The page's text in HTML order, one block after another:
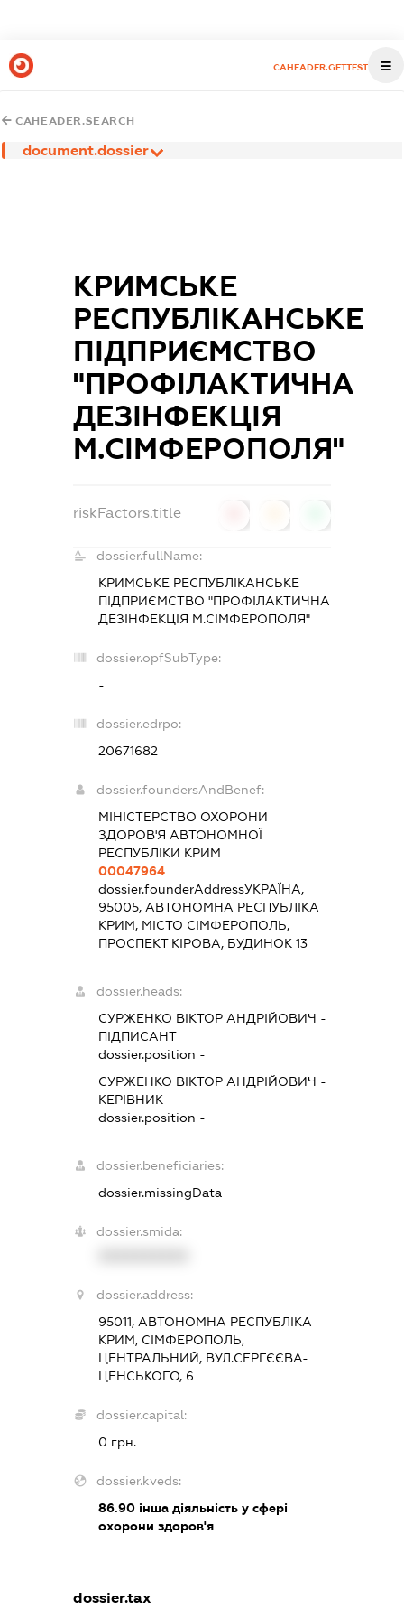
CAHEADER.GETTEST
CAHEADER.SEARCH
document.dossier
КРИМСЬКЕ
РЕСПУБЛІКАНСЬКЕ
ПІДПРИЄМСТВО
"ПРОФІЛАКТИЧНА
ДЕЗІНФЕКЦІЯ
М.СІМФЕРОПОЛЯ"
riskFactors.title
dossier.fullName:
КРИМСЬКЕ РЕСПУБЛІКАНСЬКЕ
ПІДПРИЄМСТВО "ПРОФІЛАКТИЧНА
ДЕЗІНФЕКЦІЯ М.СІМФЕРОПОЛЯ"
dossier.opfSubType:
-
dossier.edrpo:
20671682
dossier.foundersAndBenef:
МІНІСТЕРСТВО ОХОРОНИ
ЗДОРОВ'Я АВТОНОМНОЇ
РЕСПУБЛІКИ КРИМ
00047964
dossier.founderAddressУКРАЇНА,
95005, АВТОНОМНА РЕСПУБЛІКА
КРИМ, МІСТО СІМФЕРОПОЛЬ,
ПРОСПЕКТ КІРОВА, БУДИНОК 13
dossier.heads:
СУРЖЕНКО ВІКТОР АНДРІЙОВИЧ -
ПІДПИСАНТ
dossier.position -
СУРЖЕНКО ВІКТОР АНДРІЙОВИЧ -
КЕРІВНИК
dossier.position -
dossier.beneficiaries:
dossier.missingData
dossier.smida:
dossier.address:
95011, АВТОНОМНА РЕСПУБЛІКА
КРИМ, СІМФЕРОПОЛЬ,
ЦЕНТРАЛЬНИЙ, ВУЛ.СЕРГЄЄВА-
ЦЕНСЬКОГО, 6
dossier.capital:
0 грн.
dossier.kveds:
86.90 інша діяльність у сфері
охорони здоров'я
dossier.tax